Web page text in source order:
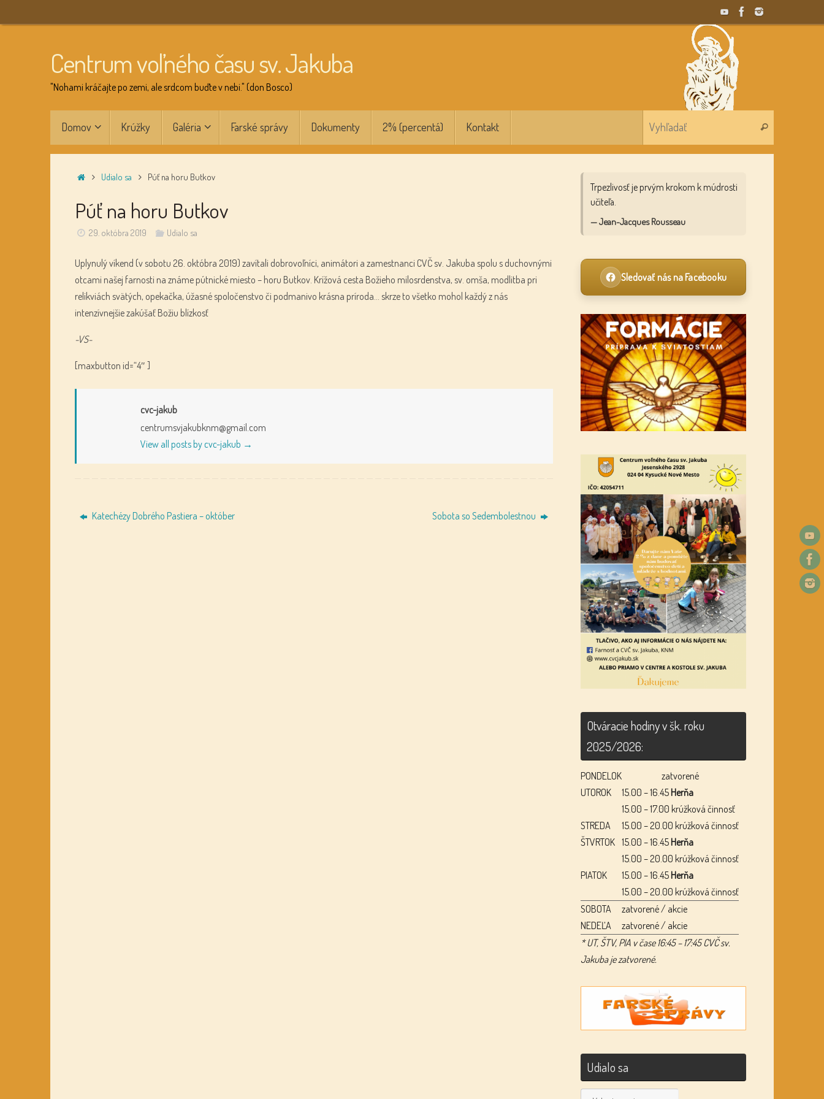
to
Centrum voľného času sv. Jakuba
"Nohami kráčajte po zemi, ale srdcom buďte v nebi." (don Bosco)
Domov Krúžky Galéria Farské správy Dokumenty 2% (percentá) Kontakt Vyhľadať
HomeUdialo sa Púť na horu Butkov
Púť na horu Butkov
29. októbra 2019 Udialo sa
Uplynulý víkend (v sobotu 26. októbra 2019) zavítali dobrovoľníci, animátori a zamestnanci CVČ sv. Jakuba spolu s duchovnými
otcami našej farnosti na známe pútnické miesto – horu Butkov. Krížová cesta Božieho milosrdenstva, sv. omša, modlitba pri
relikviách svätých, opekačka, úžasné spoločenstvo či podmanivo krásna príroda… skrze to všetko mohol každý z nás
intenzívnejšie zakúšať Božiu blízkosť
-VS-
[maxbutton id=“4″ ]
cvc-jakub
centrumsvjakubknm@gmail.com
View all posts by cvc-jakub →
Katechézy Dobrého Pastiera – október Sobota so Sedembolestnou
Trpezlivosť je prvým krokom k múdrosti
učiteľa.
— Jean-Jacques Rousseau
Sledovať nás na Facebooku
Otváracie hodiny v šk. roku
2025/2026:
PONDELOK
zatvorené
UTOROK
15.00 – 16.45Herňa
15.00 – 17.00 krúžková činnosť
STREDA
15.00 – 20.00 krúžková činnosť
ŠTVRTOK 15.00 – 16.45Herňa
15.00 – 20.00 krúžková činnosť
PIATOK
15.00 – 16.45Herňa
15.00 – 20.00 krúžková činnosť
SOBOTA
zatvorené / akcie
NEDEĽA
zatvorené / akcie
* UT, ŠTV, PIA v čase 16:45 – 17:45 CVČ sv.
Jakuba je zatvorené.
Udialo sa
Udialo